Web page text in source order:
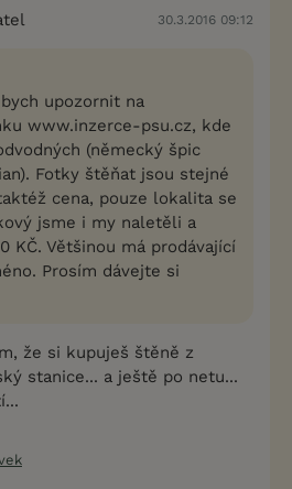
30.3.2016 09:12
upozornit na
www.inzerce-psu.cz, kde
(německý špic
Fotky štěňat jsou stejné
cena, pouze lokalita se
jsme i my naletěli a
KČ. Většinou má prodávající
Prosím dávejte si
že si kupuješ štěně z
stanice... a ještě po netu...